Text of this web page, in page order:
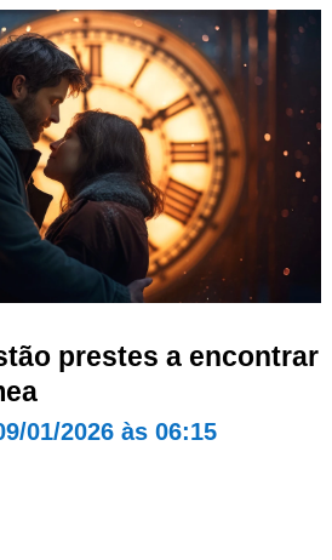
prestes a encontrar
01/2026 às 06:15